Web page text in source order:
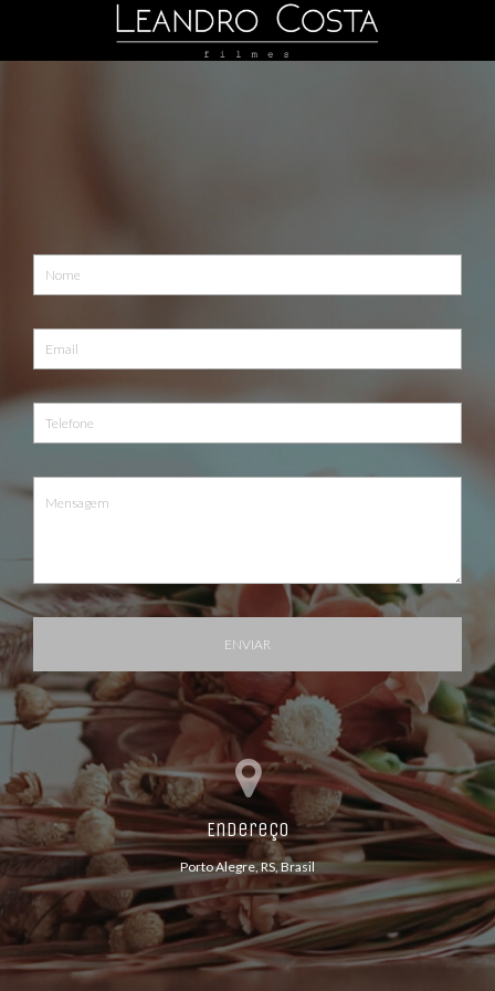
ENVIAR
Endereço
Porto Alegre, RS, Brasil